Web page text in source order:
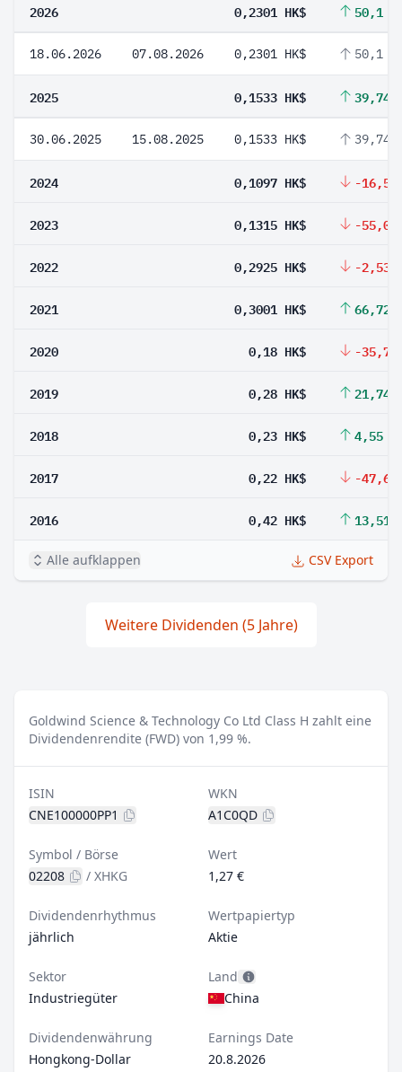
2026 0,2301 HK$ 50,1 %
18.06.2026 07.08.2026 0,2301 HK$ 50,1 %
2025 0,1533 HK$ 39,74
30.06.2025 15.08.2025 0,1533 HK$ 39,74
2024 0,1097 HK$ -16,58
2023 0,1315 HK$ -55,04
2022 0,2925 HK$ -2,53
2021 0,3001 HK$ 66,72
2020 0,18 HK$ -35,71
2019 0,28 HK$ 21,74
2018 0,23 HK$ 4,55 %
2017 0,22 HK$ -47,62
2016 0,42 HK$ 13,51
Alle aufklappen CSV Export
Weitere Dividenden (5 Jahre)
Goldwind Science & Technology Co Ltd Class H zahlt eine
Dividendenrendite (FWD) von 1,99 %.
ISIN
CNE100000PP1
WKN
A1C0QD
Symbol / Börse
02208
/ XHKG
Wert
1,27 €
Dividendenrhythmus
jährlich
Wertpapiertyp
Aktie
Sektor
Industriegüter
Land
China
Dividendenwährung
Hongkong-Dollar
Earnings Date
20.8.2026